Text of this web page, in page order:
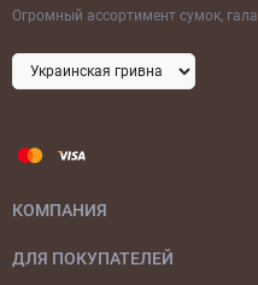
Огромный ассортимент сумок,
КОМПАНИЯ
ДЛЯ ПОКУПАТЕЛЕЙ